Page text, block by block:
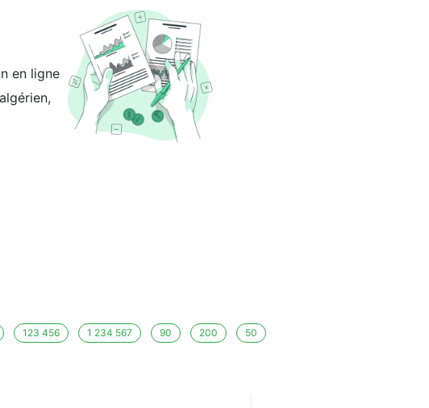
en ligne
123 456 1 234 567 90 200 50